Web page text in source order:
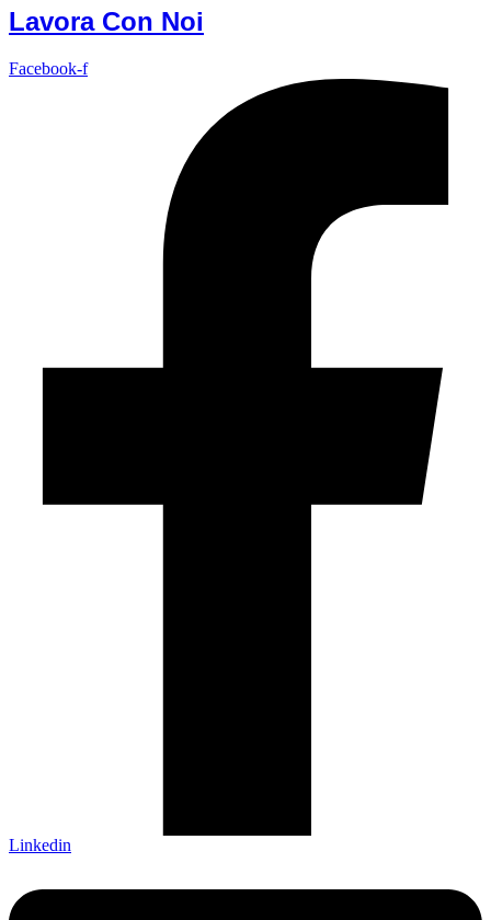
Lavora Con Noi
Facebook-f
Linkedin